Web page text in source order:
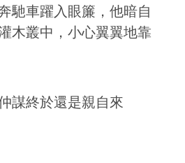
馳車躍入眼簾，他暗自
木叢中，小心翼翼地靠
謀終於還是親自來